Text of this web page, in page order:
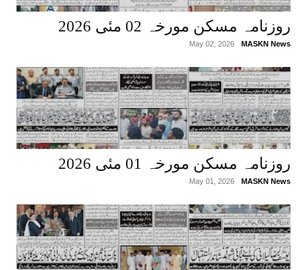
روزنامہ مسکن مورخہ 02 مئی 2026
MASKN News
May 02, 2026
روزنامہ مسکن مورخہ 01 مئی 2026
MASKN News
May 01, 2026